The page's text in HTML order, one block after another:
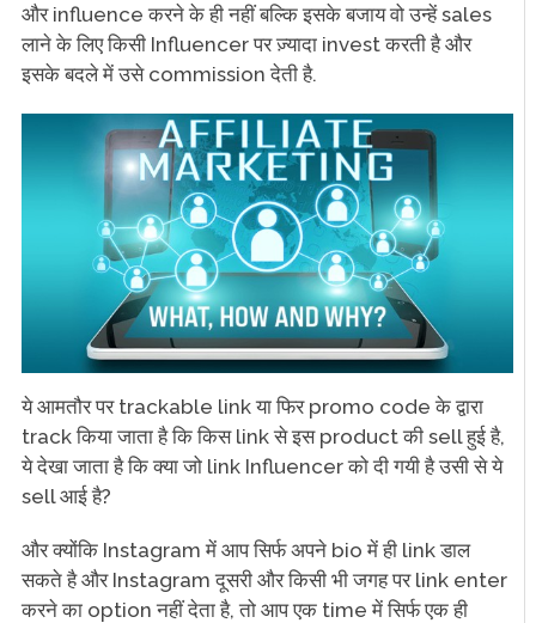
और influence करने के ही नहीं बल्कि इसके बजाय वो उन्हें sales
लाने के लिए किसी Influencer पर ज़्यादा invest करती है और
इसके बदले में उसे commission देती है.
ये आमतौर पर trackable link या फिर promo code के द्वारा
track किया जाता है कि किस link से इस product की sell हुई है,
ये देखा जाता है कि क्या जो link Influencer को दी गयी है उसी से ये
sell आई है?
और क्योंकि Instagram में आप सिर्फ अपने bio में ही link डाल
सकते है और Instagram दूसरी और किसी भी जगह पर link enter
करने का option नहीं देता है, तो आप एक time में सिर्फ एक ही